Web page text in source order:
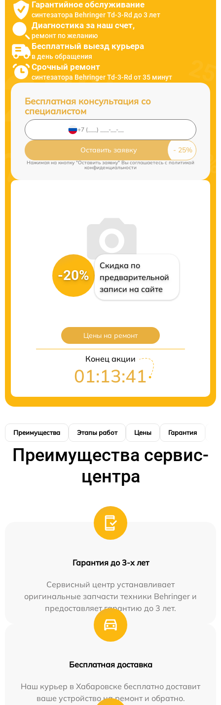
Гарантийное обслуживание
синтезатора Behringer Td-3-Rd до 3 лет
Диагностика за наш счет,
ремонт по желанию
Бесплатный выезд курьера
в день обращения
Срочный ремонт
синтезатора Behringer Td-3-Rd от 35 минут
Бесплатная консультация со
специалистом
Оставить заявку
Нажимая на кнопку "Оставить заявку" Вы соглашаетесь cполитикой
конфиденциальности
-20%
Скидка по
предварительной
записи на сайте
Цены на ремонт
Конец акции
01:13:40
Преимущества Этапы работ Цены Гарантия
Преимущества сервис-
центра
Гарантия до 3-х лет
Сервисный центр устанавливает
оригинальные запчасти техники Behringer и
предоставляет гарантию до 3 лет.
Бесплатная доставка
Наш курьер в Хабаровске бесплатно доставит
ваше устройство на ремонт и обратно.